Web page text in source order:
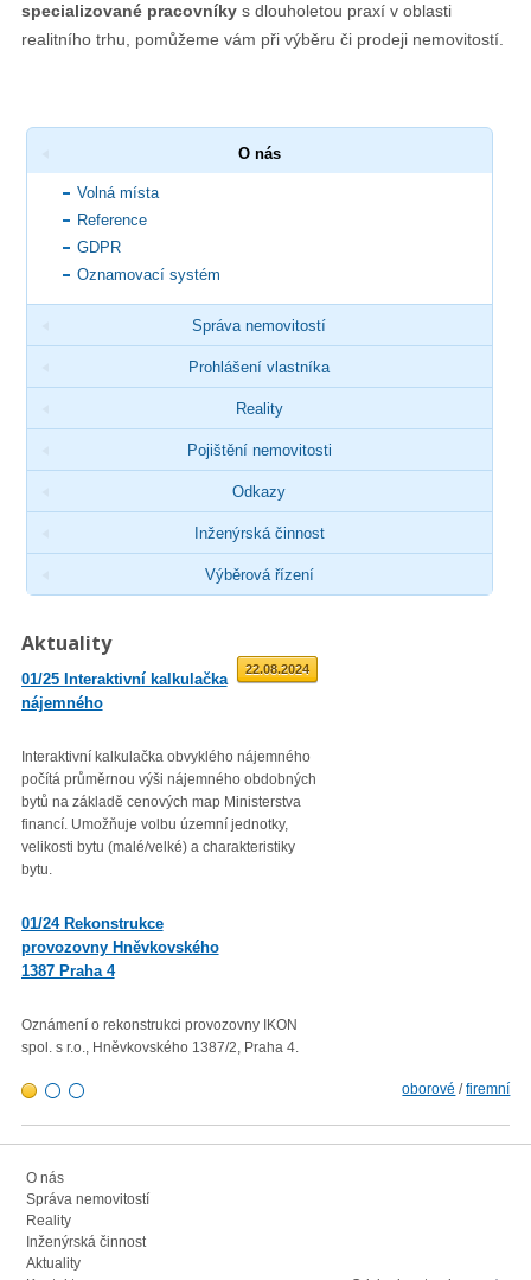
specializované pracovníkys dlouholetou praxí v oblasti
realitního trhu, pomůžeme vám při výběru či prodeji nemovitostí.
O nás
Volná místa
Reference
GDPR
Oznamovací systém
Správa nemovitostí
Prohlášení vlastníka
Reality
Pojištění nemovitosti
Odkazy
Inženýrská činnost
Výběrová řízení
Aktuality
01/25 Interaktivní kalkulačka
nájemného
01.09.2025
Interaktivní kalkulačka obvyklého nájemného
počítá průměrnou výši nájemného obdobných
bytů na základě cenových map Ministerstva
financí. Umožňuje volbu územní jednotky,
velikosti bytu (malé/velké) a charakteristiky
bytu.
01/24 Rekonstrukce
provozovny Hněvkovského
1387 Praha 4
22.08.2024
Oznámení o rekonstrukci provozovny IKON
spol. s r.o., Hněvkovského 1387/2, Praha 4.
02/23 Zveřejnění průměrné
oborové /firemní
O nás
Správa nemovitostí
Reality
Inženýrská činnost
Aktuality